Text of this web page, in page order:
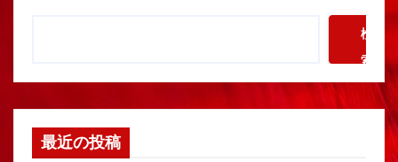
検
索
最近の投稿